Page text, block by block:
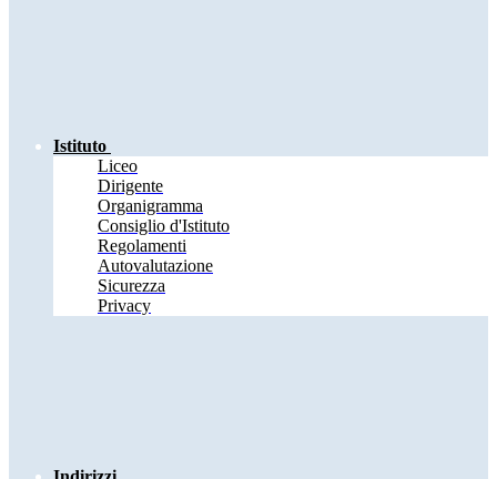
Istituto
Liceo
Dirigente
Organigramma
Consiglio d'Istituto
Regolamenti
Autovalutazione
Sicurezza
Privacy